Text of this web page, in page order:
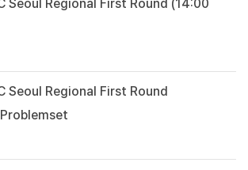
Seoul Regional First Round (14:00
Seoul Regional First Round